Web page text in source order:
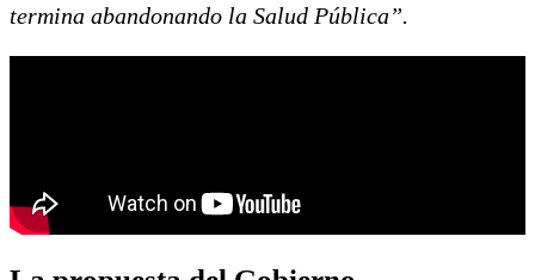
termina abandonando la Salud Pública”.